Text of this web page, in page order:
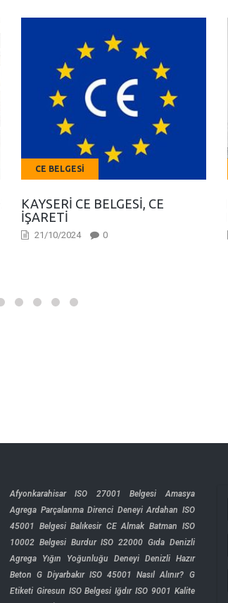
CE BELGESI
KAYSERI CE BELGESI, CE
İŞARETI
21/10/2024 0
Afyonkarahisar ISO 27001 Belgesi
Amasya
Agrega Parçalanma Direnci Deneyi Ardahan ISO
45001 Belgesi Balıkesir CE Almak Batman ISO
10002 Belgesi Burdur ISO 22000 Gıda Denizli
Agrega Yığın Yoğunluğu Deneyi Denizli Hazır
Beton G Diyarbakır ISO 45001 Nasıl Alınır? G
Etiketi Giresun ISO Belgesi Iğdır ISO 9001 Kalite